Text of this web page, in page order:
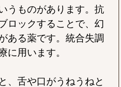
うものがあります。抗
ロックすることで、幻
ある薬です。統合失調
に用います。
、舌や口がうねうねと